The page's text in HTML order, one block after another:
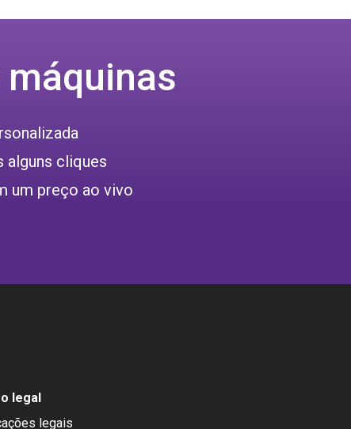
alguns cliques
um preço ao vivo
legal
legais